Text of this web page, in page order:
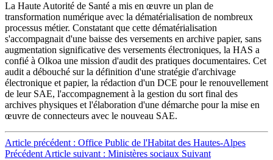
La Haute Autorité de Santé a mis en œuvre un plan de
transformation numérique avec la dématérialisation de nombreux
processus métier. Constatant que cette dématérialisation
s'accompagnait d'une baisse des versements en archive papier, sans
augmentation significative des versements électroniques, la HAS a
confié à Olkoa une mission d'audit des pratiques documentaires. Cet
audit a débouché sur la définition d'une stratégie d'archivage
électronique et papier, la rédaction d'un DCE pour le renouvellement
de leur SAE, l'accompagnement à la gestion du sort final des
archives physiques et l'élaboration d'une démarche pour la mise en
œuvre de connecteurs avec le nouveau SAE.
Article précédent : Office Public de l'Habitat des Hautes-Alpes
Précédent Article suivant : Ministères sociaux Suivant